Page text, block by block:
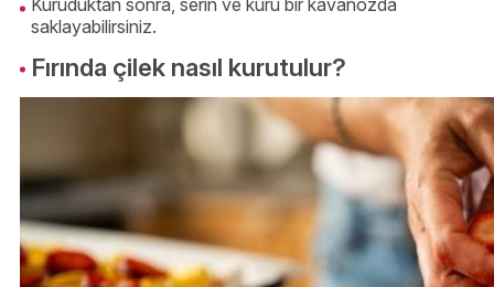
saklayabilirsiniz.
Fırında çilek nasıl kurutulur?